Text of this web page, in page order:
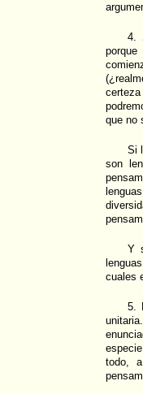
4.
certeza
que no
Si
son
Y
cuales
5.
todo,